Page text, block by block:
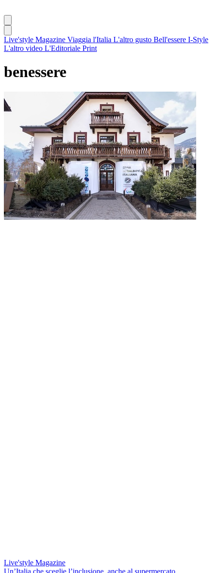
Live'style Magazine Viaggia l'Italia L'altro gusto Bell'essere I-Style
L'altro video L'Editoriale Print
benessere
Live'style Magazine
Un’Italia che sceglie l’inclusione, anche al supermercato